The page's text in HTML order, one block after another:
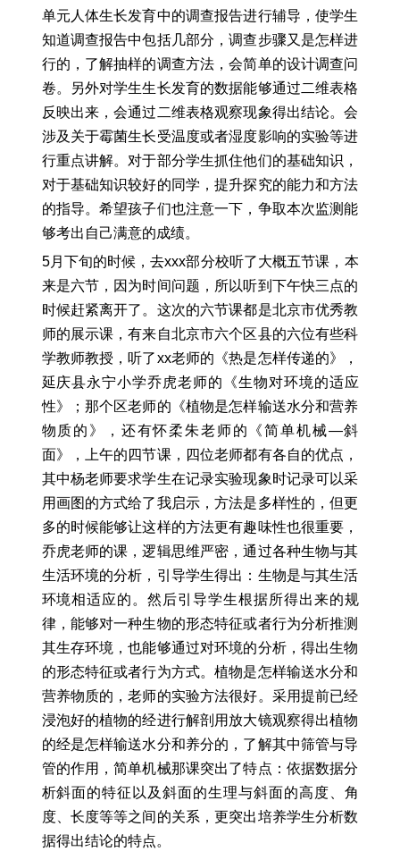
单元人体生长发育中的调查报告进行辅导，使学生
知道调查报告中包括几部分，调查步骤又是怎样进
行的，了解抽样的调查方法，会简单的设计调查问
卷。另外对学生生长发育的数据能够通过二维表格
反映出来，会通过二维表格观察现象得出结论。会
涉及关于霉菌生长受温度或者湿度影响的实验等进
行重点讲解。对于部分学生抓住他们的基础知识，
对于基础知识较好的同学，提升探究的能力和方法
的指导。希望孩子们也注意一下，争取本次监测能
够考出自己满意的成绩。
5月下旬的时候，去xxx部分校听了大概五节课，本
来是六节，因为时间问题，所以听到下午快三点的
时候赶紧离开了。这次的六节课都是北京市优秀教
师的展示课，有来自北京市六个区县的六位有些科
学教师教授，听了xx老师的《热是怎样传递的》，
延庆县永宁小学乔虎老师的《生物对环境的适应
性》；那个区老师的《植物是怎样输送水分和营养
物质的》，还有怀柔朱老师的《简单机械—斜
面》，上午的四节课，四位老师都有各自的优点，
其中杨老师要求学生在记录实验现象时记录可以采
用画图的方式给了我启示，方法是多样性的，但更
多的时候能够让这样的方法更有趣味性也很重要，
乔虎老师的课，逻辑思维严密，通过各种生物与其
生活环境的分析，引导学生得出：生物是与其生活
环境相适应的。然后引导学生根据所得出来的规
律，能够对一种生物的形态特征或者行为分析推测
其生存环境，也能够通过对环境的分析，得出生物
的形态特征或者行为方式。植物是怎样输送水分和
营养物质的，老师的实验方法很好。采用提前已经
浸泡好的植物的经进行解剖用放大镜观察得出植物
的经是怎样输送水分和养分的，了解其中筛管与导
管的作用，简单机械那课突出了特点：依据数据分
析斜面的特征以及斜面的生理与斜面的高度、角
度、长度等等之间的关系，更突出培养学生分析数
据得出结论的特点。